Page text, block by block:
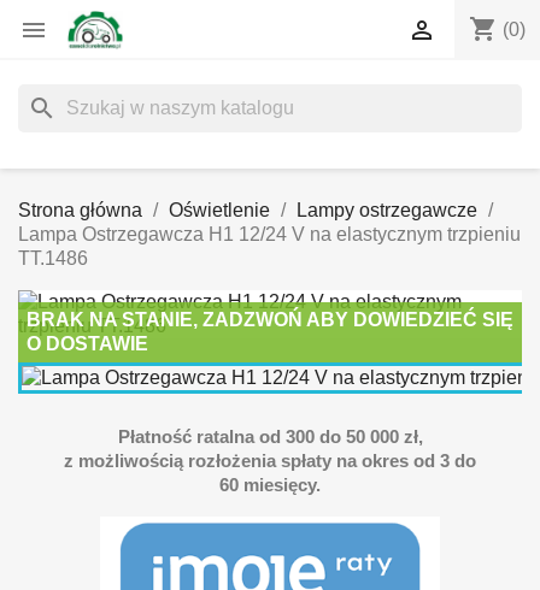
 shopping_cart (0)

search
Strona główna Oświetlenie
Lampy ostrzegawcze
Lampa Ostrzegawcza H1 12/24 V na elastycznym trzpieniu
TT.1486
BRAK NA STANIE, ZADZWOŃ ABY DOWIEDZIEĆ SIĘ
O DOSTAWIE
Płatność ratalna od 300 do 50 000 zł,
z możliwością rozłożenia spłaty na okres od 3 do
60 miesięcy.